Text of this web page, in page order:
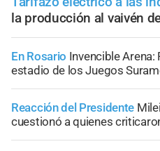
la producción al vaivén
En Rosario Invencible Arena:
estadio de los Juegos
Reacción del Presidente
cuestionó a quienes